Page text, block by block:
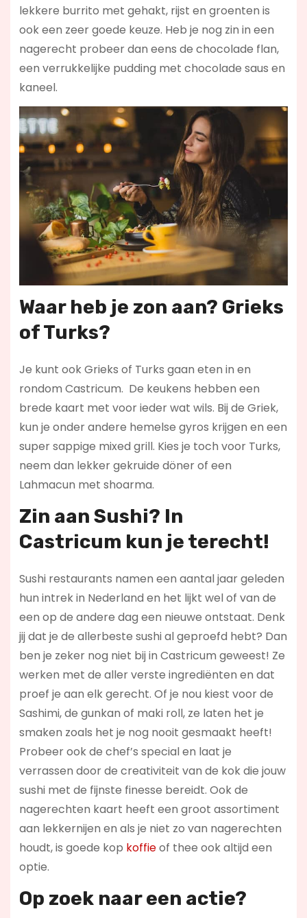
lekkere burrito met gehakt, rijst en groenten is
ook een zeer goede keuze. Heb je nog zin in een
nagerecht probeer dan eens de chocolade flan,
een verrukkelijke pudding met chocolade saus en
kaneel.
Waar heb je zon aan? Grieks
of Turks?
Je kunt ook Grieks of Turks gaan eten in en
rondom Castricum. De keukens hebben een
brede kaart met voor ieder wat wils. Bij de Griek,
kun je onder andere hemelse gyros krijgen en een
super sappige mixed grill. Kies je toch voor Turks,
neem dan lekker gekruide döner of een
Lahmacun met shoarma.
Zin aan Sushi? In
Castricum kun je terecht!
Sushi restaurants namen een aantal jaar geleden
hun intrek in Nederland en het lijkt wel of van de
een op de andere dag een nieuwe ontstaat. Denk
jij dat je de allerbeste sushi al geproefd hebt? Dan
ben je zeker nog niet bij in Castricum geweest! Ze
werken met de aller verste ingrediënten en dat
proef je aan elk gerecht. Of je nou kiest voor de
Sashimi, de gunkan of maki roll, ze laten het je
smaken zoals het je nog nooit gesmaakt heeft!
Probeer ook de chef’s special en laat je
verrassen door de creativiteit van de kok die jouw
sushi met de fijnste finesse bereidt. Ook de
nagerechten kaart heeft een groot assortiment
aan lekkernijen en als je niet zo van nagerechten
houdt, is goede kop koffieof thee ook altijd een
optie.
Op zoek naar een actie?